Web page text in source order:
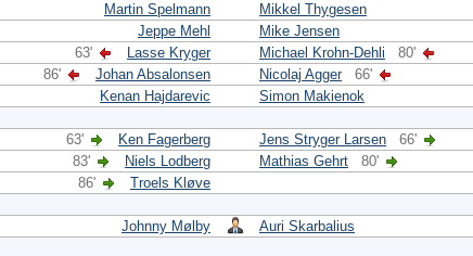
Martin Spelmann
Mikkel Thygesen
Jeppe Mehl
Mike Jensen
63'
Lasse Kryger Michael Krohn-Dehli
80'
86'
Johan Absalonsen Nicolaj Agger
66'
Kenan Hajdarevic
Simon Makienok
63' Ken Fagerberg Jens Stryger Larsen
66'
83'
Niels Lodberg Mathias Gehrt
80'
86'
Troels Kløve
Johnny Mølby Auri Skarbalius